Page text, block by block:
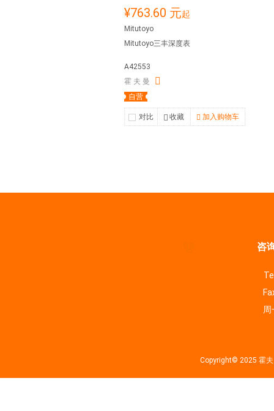
¥763.60 元起
Mitutoyo
Mitutoyo三丰深度表
A42553
霍 夫 曼
自营
对比 收藏 加入购物车
咨
Copyright© 2025 霍